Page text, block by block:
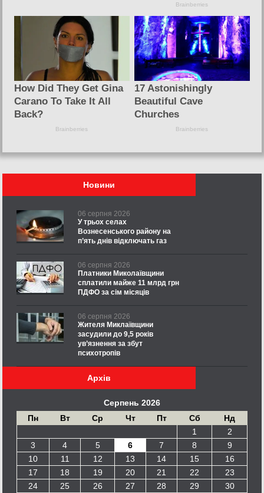
Новини
06 серпня 2026
У трьох селах
Вознесенського району на
п’ять днів відключать газ
06 серпня 2026
Платники Миколаївщини
сплатили майже 11 млрд грн
ПДФО за сім місяців
06 серпня 2026
Жителя Миклаївщини
засудили до 9,5 років
ув’язнення за збут
психотропів
Архів
Серпень 2026
Пн
Вт Ср Чт Пт Сб
Нд
1
2
3
4 5 6 7 8
9
10
11 12 13 14 15
16
17
18 19 20 21 22
23
24
25 26 27 28 29
30